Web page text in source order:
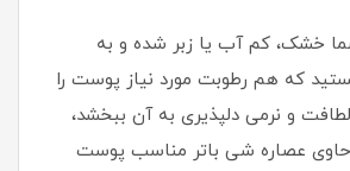
خشک، کم‌ آب یا زبر شده و به
که هم رطوبت مورد نیاز پوست را
و نرمی دلپذیری به آن ببخشد،
عصاره شی باتر مناسب پوست